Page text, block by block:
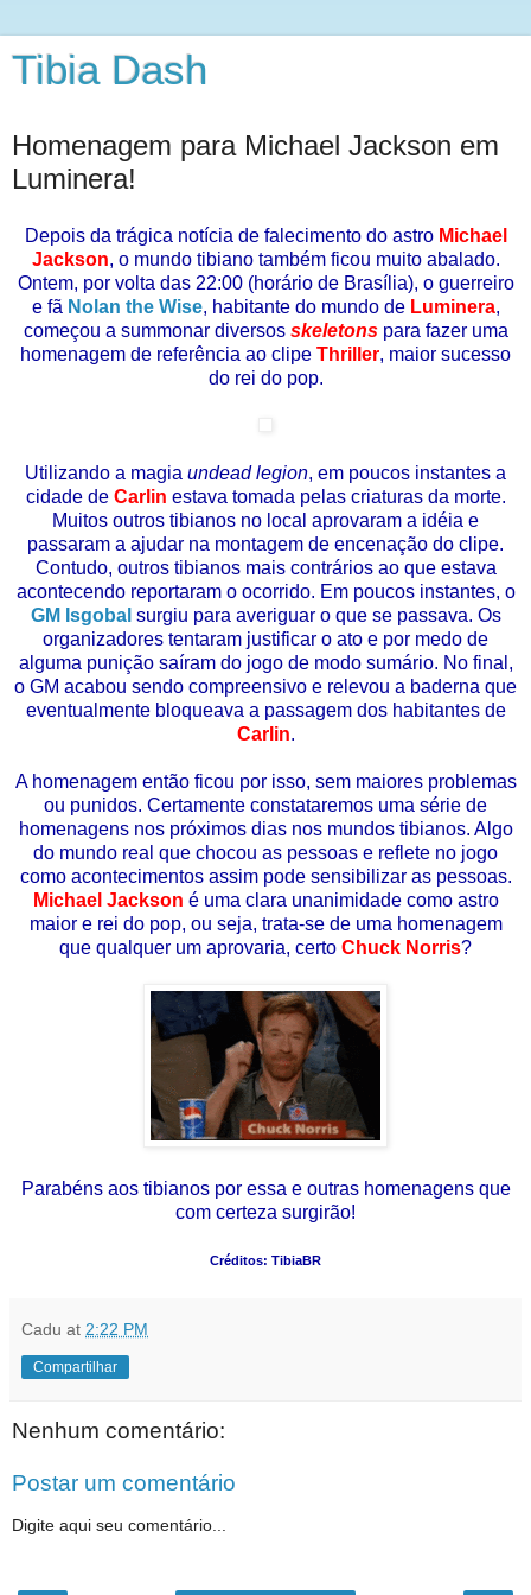
Tibia Dash
Homenagem para Michael Jackson em
Luminera!
Depois da trágica notícia de falecimento do astro Michael
Jackson, o mundo tibiano também ficou muito abalado.
Ontem, por volta das 22:00 (horário de Brasília), o guerreiro
e fã Nolan the Wise, habitante do mundo de Luminera,
começou a summonar diversos skeletonspara fazer uma
homenagem de referência ao clipe Thriller, maior sucesso
do rei do pop.
Utilizando a magia undead legion, em poucos instantes a
cidade de Carlin estava tomada pelas criaturas da morte.
Muitos outros tibianos no local aprovaram a idéia e
passaram a ajudar na montagem de encenação do clipe.
Contudo, outros tibianos mais contrários ao que estava
acontecendo reportaram o ocorrido. Em poucos instantes, o
GM Isgobal surgiu para averiguar o que se passava. Os
organizadores tentaram justificar o ato e por medo de
alguma punição saíram do jogo de modo sumário. No final,
o GM acabou sendo compreensivo e relevou a baderna que
eventualmente bloqueava a passagem dos habitantes de
Carlin.
A homenagem então ficou por isso, sem maiores problemas
ou punidos. Certamente constataremos uma série de
homenagens nos próximos dias nos mundos tibianos. Algo
do mundo real que chocou as pessoas e reflete no jogo
como acontecimentos assim pode sensibilizar as pessoas.
Michael Jackson é uma clara unanimidade como astro
maior e rei do pop, ou seja, trata-se de uma homenagem
que qualquer um aprovaria, certo Chuck Norris?
Parabéns aos tibianos por essa e outras homenagens que
com certeza surgirão!
Créditos: TibiaBR
Cadu at 2:22 PM
Compartilhar
Nenhum comentário:
Postar um comentário
Digite aqui seu comentário...